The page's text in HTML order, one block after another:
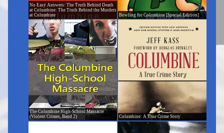
No Easy Answers: The Truth Behind Death
at Columbine: The Truth Behind the Murders
at Columbine
Bowling for Columbine [Special Edition]
The Columbine High-School Massacre
(Violent Crimes, Band 2)
Columbine: A True Crime Story